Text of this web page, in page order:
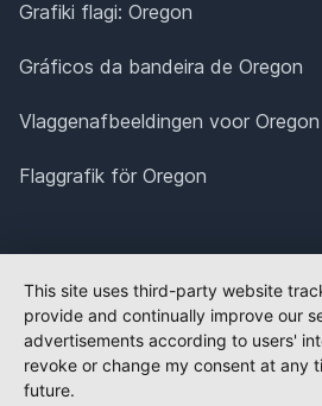
Grafiki flagi: Oregon
Gráficos da bandeira de Oregon
Vlaggenafbeeldingen voor Oregon
Flaggrafik för Oregon
This site uses third-party website
provide and continually improve our
advertisements according to users'
revoke or change my consent at any
future.